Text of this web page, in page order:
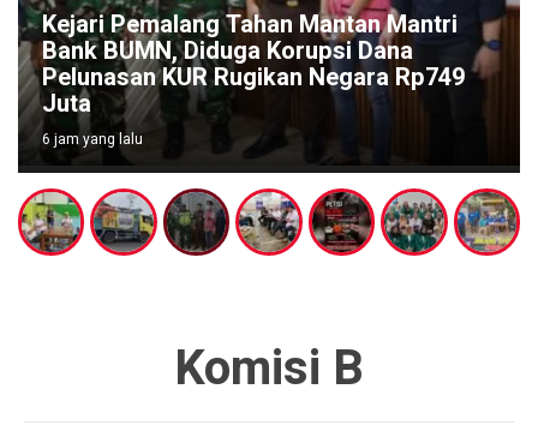
Kejari Pemalang Tahan Mantan Mantri
Bank BUMN, Diduga Korupsi Dana
Pelunasan KUR Rugikan Negara Rp749
Juta
6 jam yang lalu
Komisi B